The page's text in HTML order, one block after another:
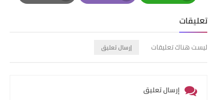
Whatsapp
Email
Print
تعليقات
ليست هناك تعليقات إرسال تعليق
إرسال تعليق